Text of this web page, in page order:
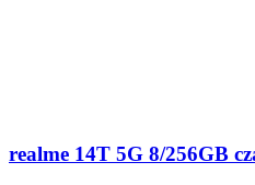
realme 14T 5G 8/256GB